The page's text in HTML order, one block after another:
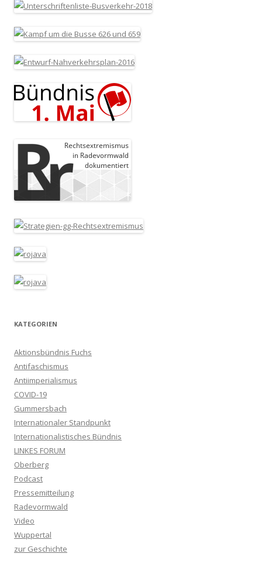
KATEGORIEN
Aktionsbündnis Fuchs
Antifaschismus
Antiimperialismus
COVID-19
Gummersbach
Internationaler Standpunkt
Internationalistisches Bündnis
LINKES FORUM
Oberberg
Podcast
Pressemitteilung
Radevormwald
Video
Wuppertal
zur Geschichte